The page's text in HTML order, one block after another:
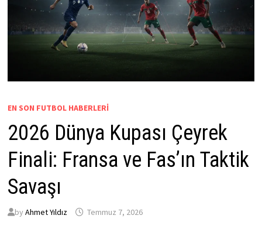
EN SON FUTBOL HABERLERI
2026 Dünya Kupası Çeyrek
Finali: Fransa ve Fas’ın Taktik
Savaşı
by Ahmet Yıldız Temmuz 7, 2026